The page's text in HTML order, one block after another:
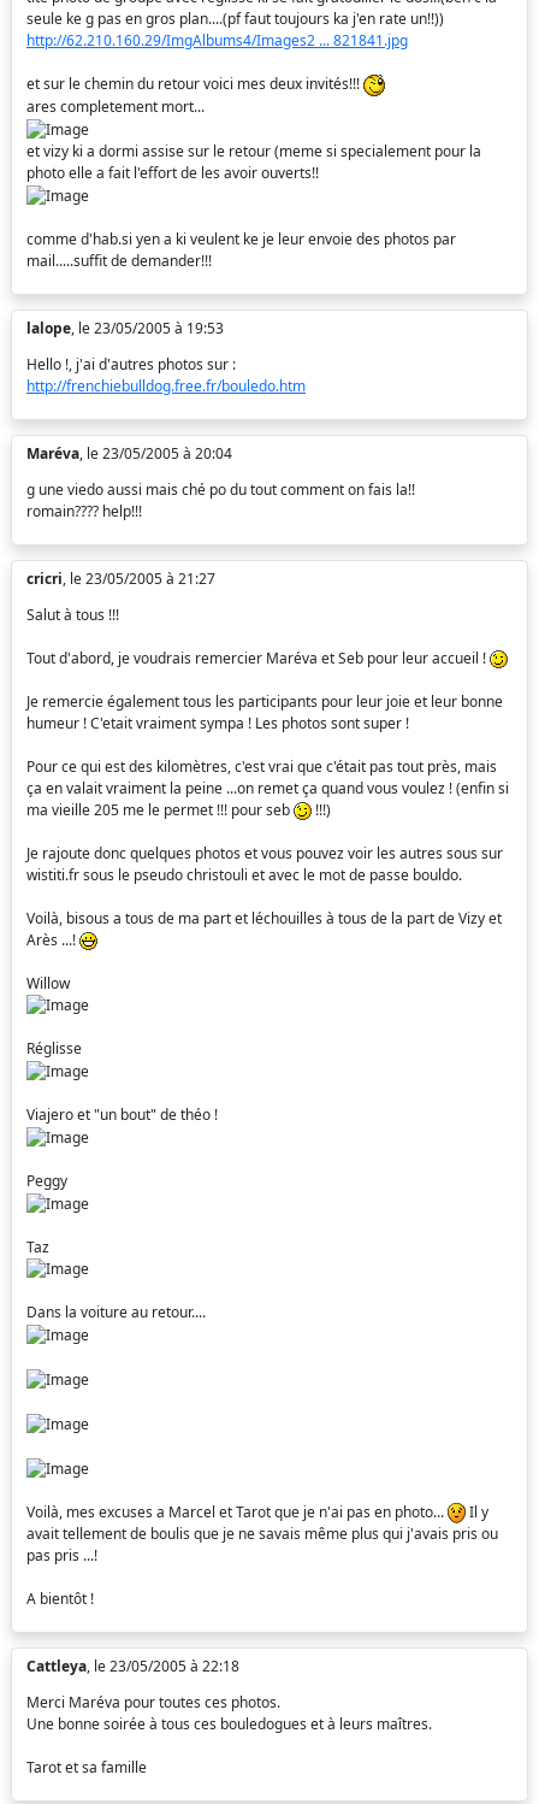
seule ke g pas en gros plan....(pf faut toujours ka j'en rate un!!))
http://62.210.160.29/ImgAlbums4/Images2 ... 821841.jpg
et sur le chemin du retour voici mes deux invités!!!
ares completement mort...
et vizy ki a dormi assise sur le retour (meme si specialement pour la
photo elle a fait l'effort de les avoir ouverts!!
comme d'hab.si yen a ki veulent ke je leur envoie des photos par
mail.....suffit de demander!!!
lalope, le 23/05/2005 à 19:53
Hello !, j'ai d'autres photos sur :
http://frenchiebulldog.free.fr/bouledo.htm
Maréva, le 23/05/2005 à 20:04
g une viedo aussi mais ché po du tout comment on fais la!!
romain???? help!!!
cricri, le 23/05/2005 à 21:27
Salut à tous !!!
Tout d'abord, je voudrais remercier Maréva et Seb pour leur accueil !
Je remercie également tous les participants pour leur joie et leur bonne
humeur ! C'etait vraiment sympa ! Les photos sont super !
Pour ce qui est des kilomètres, c'est vrai que c'était pas tout près, mais
ça en valait vraiment la peine ...on remet ça quand vous voulez ! (enfin si
ma vieille 205 me le permet !!! pour seb
!!!)
Je rajoute donc quelques photos et vous pouvez voir les autres sous sur
wistiti.fr sous le pseudo christouli et avec le mot de passe bouldo.
Voilà, bisous a tous de ma part et léchouilles à tous de la part de Vizy et
Arès ...!
Willow
Réglisse
Viajero et "un bout" de théo !
Peggy
Taz
Dans la voiture au retour....
Voilà, mes excuses a Marcel et Tarot que je n'ai pas en photo...
Il y
avait tellement de boulis que je ne savais même plus qui j'avais pris ou
pas pris ...!
A bientôt !
Cattleya, le 23/05/2005 à 22:18
Merci Maréva pour toutes ces photos.
Une bonne soirée à tous ces bouledogues et à leurs maîtres.
Tarot et sa famille